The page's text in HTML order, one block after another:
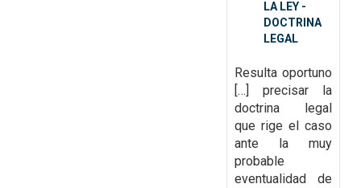
LA LEY -
DOCTRINA
LEGAL
Resulta oportuno
[…] precisar la
doctrina legal
que rige el caso
ante la muy
probable
eventualidad de